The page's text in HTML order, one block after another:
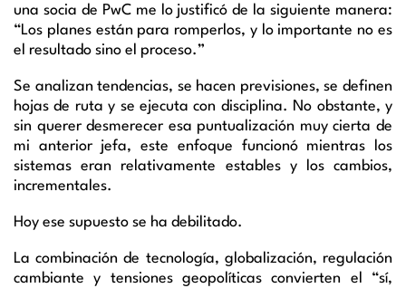
una socia de PwC me lo justificó de la siguiente manera:
“Los planes están para romperlos, y lo importante no es
el resultado sino el proceso.”
Se analizan tendencias, se hacen previsiones, se definen
hojas de ruta y se ejecuta con disciplina. No obstante, y
sin querer desmerecer esa puntualización muy cierta de
mi anterior jefa, este enfoque funcionó mientras los
sistemas eran relativamente estables y los cambios,
incrementales.
Hoy ese supuesto se ha debilitado.
La combinación de tecnología, globalización, regulación
cambiante y tensiones geopolíticas convierten el “sí,